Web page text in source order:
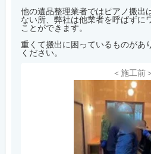
他の遺品整理業者ではピアノ搬出
ない所、弊社は他業者を呼ばずに
ことができます。
重くて搬出に困っているものがあ
ください。
＜施工前＞